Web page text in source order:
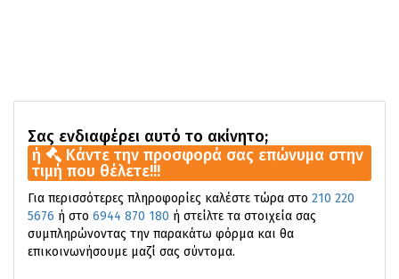
Σας ενδιαφέρει αυτό το ακίνητο;
ή
Κάντε την προσφορά σας επώνυμα στην
τιμή που θέλετε!!!
Για περισσότερες πληροφορίες καλέστε τώρα στο 210 220
5676 ή στο 6944 870 180 ή στείλτε τα στοιχεία σας
συμπληρώνοντας την παρακάτω φόρμα και θα
επικοινωνήσουμε μαζί σας σύντομα.